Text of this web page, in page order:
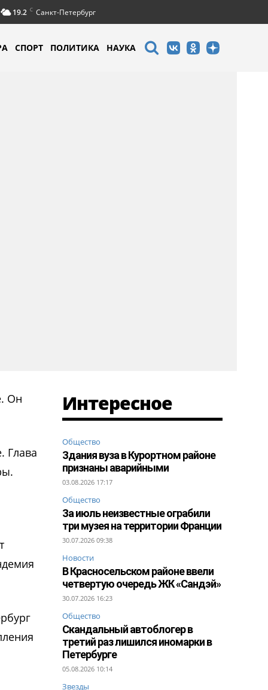
19.2 C Санкт-Петербург
СПОРТ ПОЛИТИКА НАУКА
Он
Глава
Интересное
Общество
Здания вуза в Курортном районе
признаны аварийными
03.08.2026 17:17
Общество
За июль неизвестные ограбили
три музея на территории Франции
30.07.2026 09:38
Новости
В Красносельском районе ввели
четвертую очередь ЖК «Сандэй»
30.07.2026 16:23
Общество
Скандальный автоблогер в
третий раз лишился иномарки в
Петербурге
05.08.2026 10:14
Звезды